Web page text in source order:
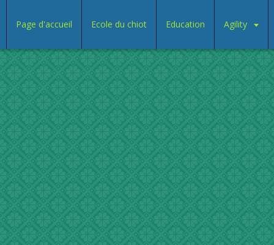
Page d'accueil Ecole du chiot Education Agility